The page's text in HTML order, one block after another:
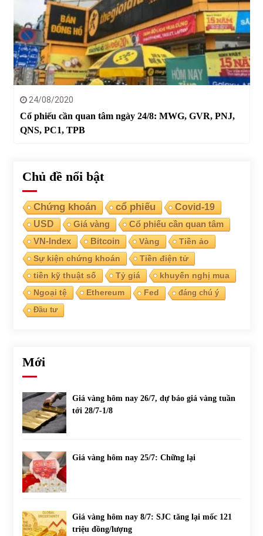
24/08/2020
Cổ phiếu cần quan tâm ngày 24/8: MWG, GVR, PNJ,
QNS, PC1, TPB
Chủ đề nổi bật
Chứng khoán cổ phiếu
Covid-19
USD
Giá vàng Cổ phiếu cần quan tâm
VN-Index Bitcoin Vàng
Tiền ảo
Sự kiện chứng khoán
Tiền điện tử
tiền kỹ thuật số
Tỷ giá
khuyến nghị mua
Ngoại tệ
Ethereum Fed
đáng chú ý
Đầu tư
Mới
Giá vàng hôm nay 26/7, dự báo giá vàng tuần
tới 28/7-1/8
Giá vàng hôm nay 25/7: Chững lại
Giá vàng hôm nay 8/7: SJC tăng lại mốc 121
triệu đồng/lượng